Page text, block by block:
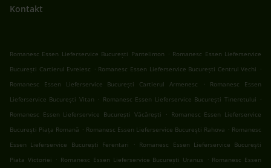
Kontakt
Romanesc Essen Lieferservice București Pantelimon . Romanesc Essen Lieferservice
București Cartierul Evreiesc . Romanesc Essen Lieferservice București Centrul Vechi .
Romanesc Essen Lieferservice București Cartierul Armenesc
.
Romanesc Essen
Lieferservice București Vitan . Romanesc Essen Lieferservice București Tineretului .
Romanesc Essen Lieferservice București Văcărești
. Romanesc Essen Lieferservice
București Piața Romană . Romanesc Essen Lieferservice București Rahova . Romanesc
Essen Lieferservice București Ferentari
. Romanesc Essen Lieferservice București
Piata Victoriei . Romanesc Essen Lieferservice București Uranus . Romanesc Essen